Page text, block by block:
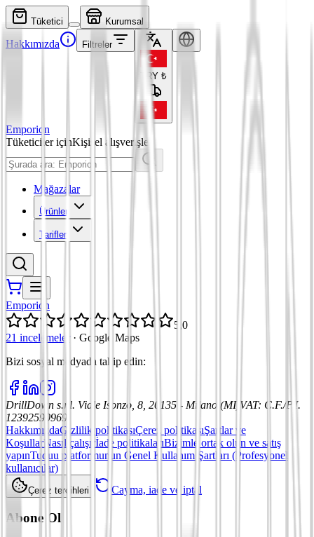
Tüketici Kurumsal
Hakkımızda Filtreler
TRY ₺
Emporion
Tüketiciler içinKişisel alışverişler
Mağazalar
Ürünler
Tarifler
Emporion
5,0
21 incelemeler
· Google Maps
Bizi sosyal medyada takip edin:
DrillDown s.r.l. Viale Isonzo, 8, 20135 - Milano (MI) VAT: C.F./P.I.
12392590969
HakkımızdaGizlilik politikasıÇerez politikasıŞartlar ve
KoşullarNasıl çalışırİade politikalarıBizimle ortak olun ve satış
yapınTuduu platformunun Genel Kullanım Şartları (Profesyonel
kullanıcılar)
Çerez tercihleri Cayma, iade ve iptal
Abone Ol